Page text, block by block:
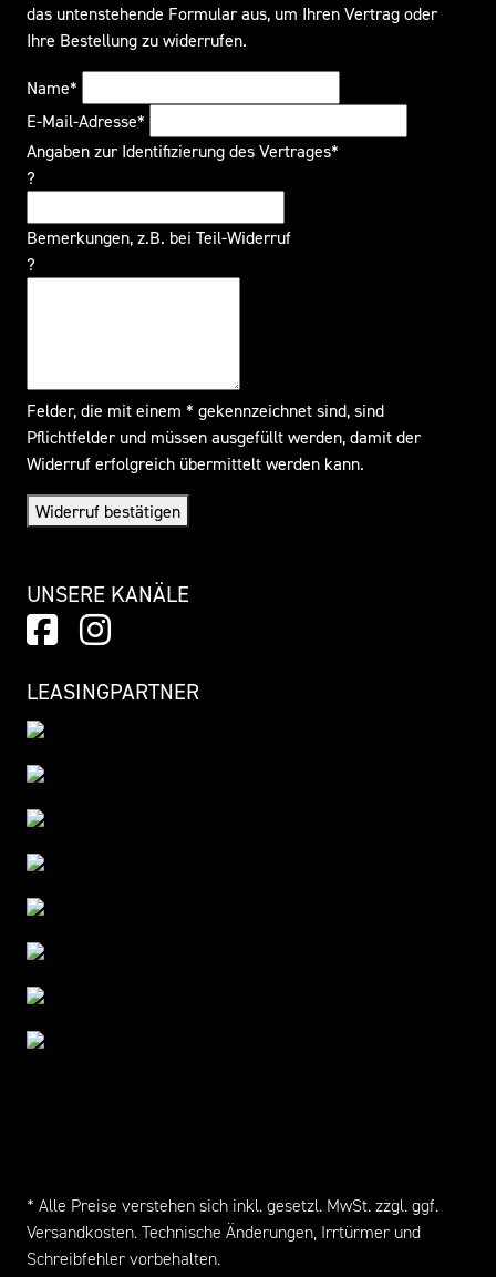
das untenstehende Formular aus, um Ihren Vertrag oder
Ihre Bestellung zu widerrufen.
Name*
E-Mail-Adresse*
Angaben zur Identifizierung des Vertrages*
?
Bemerkungen, z.B. bei Teil-Widerruf
?
Felder, die mit einem * gekennzeichnet sind, sind
Pflichtfelder und müssen ausgefüllt werden, damit der
Widerruf erfolgreich übermittelt werden kann.
Widerruf bestätigen
UNSERE KANÄLE
LEASINGPARTNER
* Alle Preise verstehen sich inkl. gesetzl. MwSt. zzgl. ggf.
Versandkosten. Technische Änderungen, Irrtürmer und
Schreibfehler vorbehalten.